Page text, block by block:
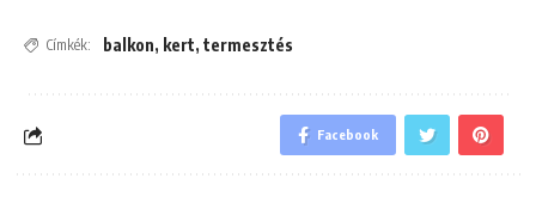
Címkék: balkon, kert, termesztés
Facebook